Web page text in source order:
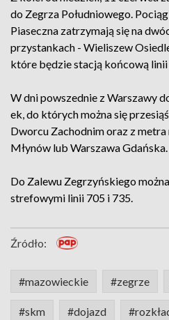
do Zegrza Południowego.
Piaseczna zatrzymają się na
przystankach - Wieliszew
które będzie stacją końcową linii
W dni powszednie z Warszawy
ek, do których można się
Dworcu Zachodnim oraz z
Młynów lub Warszawa Gdańska.
Do Zalewu Zegrzyńskiego
strefowymi linii 705 i 735.
Źródło:
#mazowieckie #zegrze
#skm #dojazd